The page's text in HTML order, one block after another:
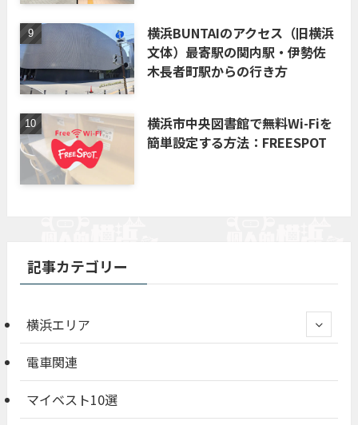
横浜BUNTAIのアクセス（旧横浜
文体）最寄駅の関内駅・伊勢佐
木長者町駅からの行き方
横浜市中央図書館で無料Wi-Fiを
簡単設定する方法：FREESPOT
記事カテゴリー
横浜エリア
電車関連
マイベスト10選